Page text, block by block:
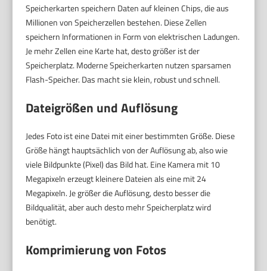
Speicherkarten speichern Daten auf kleinen Chips, die aus
Millionen von Speicherzellen bestehen. Diese Zellen
speichern Informationen in Form von elektrischen Ladungen.
Je mehr Zellen eine Karte hat, desto größer ist der
Speicherplatz. Moderne Speicherkarten nutzen sparsamen
Flash-Speicher. Das macht sie klein, robust und schnell.
Dateigrößen und Auflösung
Jedes Foto ist eine Datei mit einer bestimmten Größe. Diese
Größe hängt hauptsächlich von der Auflösung ab, also wie
viele Bildpunkte (Pixel) das Bild hat. Eine Kamera mit 10
Megapixeln erzeugt kleinere Dateien als eine mit 24
Megapixeln. Je größer die Auflösung, desto besser die
Bildqualität, aber auch desto mehr Speicherplatz wird
benötigt.
Komprimierung von Fotos